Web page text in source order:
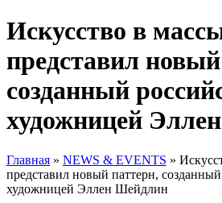
Искусство в
представил
созданный
художницей
Главная » NEWS & EVENTS »
представил новый паттерн,
художницей Эллен Шейдлин